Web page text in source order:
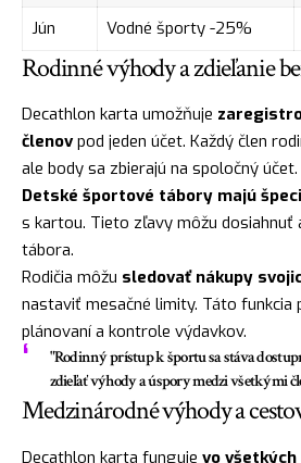
Jún Vodné športy -25%
Rodinné výhody a zdieľanie
Decathlon karta umožňuje
členovpod jeden účet. Každý člen
ale body sa zbierajú na spoločný účet.
Detské športové tábory majú
s kartou. Tieto zľavy môžu dosiahnuť
tábora.
Rodičia môžu sledovať nákupy
nastaviť mesačné limity. Táto funkcia
plánovaní a kontrole výdavkov.
"Rodinný prístup k športu sa stáva
zdieľať výhody a úspory medzi všetkými
Medzinárodné výhody a
Decathlon karta funguje vo všetkých